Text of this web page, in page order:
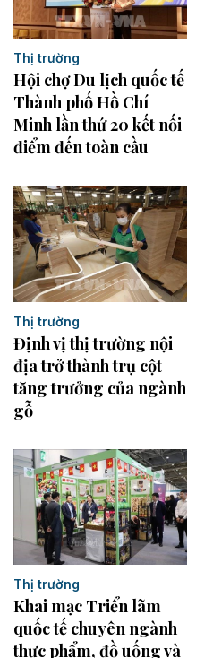
Thị trường
Hội chợ Du lịch quốc tế
Thành phố Hồ Chí
Minh lần thứ 20 kết nối
điểm đến toàn cầu
Thị trường
Định vị thị trường nội
địa trở thành trụ cột
tăng trưởng của ngành
gỗ
Thị trường
Khai mạc Triển lãm
quốc tế chuyên ngành
thực phẩm, đồ uống và